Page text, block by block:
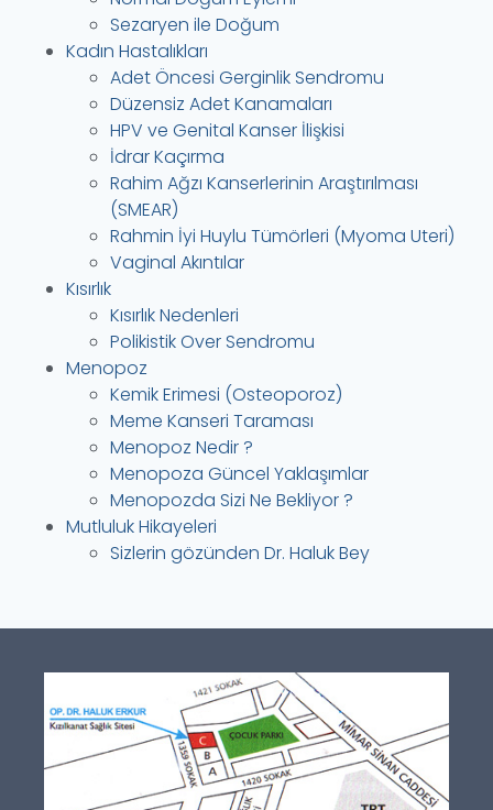
Sezaryen ile Doğum
Kadın Hastalıkları
Adet Öncesi Gerginlik Sendromu
Düzensiz Adet Kanamaları
HPV ve Genital Kanser İlişkisi
İdrar Kaçırma
Rahim Ağzı Kanserlerinin Araştırılması
(SMEAR)
Rahmin İyi Huylu Tümörleri (Myoma Uteri)
Vaginal Akıntılar
Kısırlık
Kısırlık Nedenleri
Polikistik Over Sendromu
Menopoz
Kemik Erimesi (Osteoporoz)
Meme Kanseri Taraması
Menopoz Nedir ?
Menopoza Güncel Yaklaşımlar
Menopozda Sizi Ne Bekliyor ?
Mutluluk Hikayeleri
Sizlerin gözünden Dr. Haluk Bey